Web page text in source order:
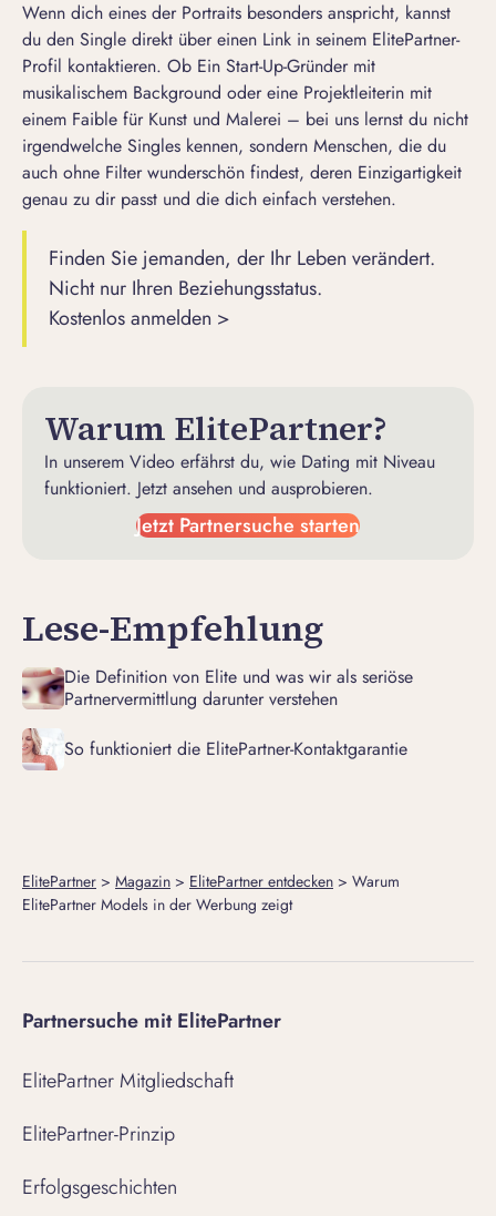
Wenn dich eines der Portraits besonders anspricht, kannst
du den Single direkt über einen Link in seinem ElitePartner-
Profil kontaktieren. Ob Ein Start-Up-Gründer mit
musikalischem Background oder eine Projektleiterin mit
einem Faible für Kunst und Malerei – bei uns lernst du nicht
irgendwelche Singles kennen, sondern Menschen, die du
auch ohne Filter wunderschön findest, deren Einzigartigkeit
genau zu dir passt und die dich einfach verstehen.
Finden Sie jemanden, der Ihr Leben verändert.
Nicht nur Ihren Beziehungsstatus.
Kostenlos anmelden >
Warum ElitePartner?
In unserem Video erfährst du, wie Dating mit Niveau
funktioniert. Jetzt ansehen und ausprobieren.
Jetzt Partnersuche starten
Lese-Empfehlung
Die Definition von Elite und was wir als seriöse
Partnervermittlung darunter verstehen
So funktioniert die ElitePartner-Kontaktgarantie
ElitePartner > Magazin > ElitePartner entdecken > Warum
ElitePartner Models in der Werbung zeigt
Partnersuche mit ElitePartner
ElitePartner Mitgliedschaft
ElitePartner-Prinzip
Erfolgsgeschichten